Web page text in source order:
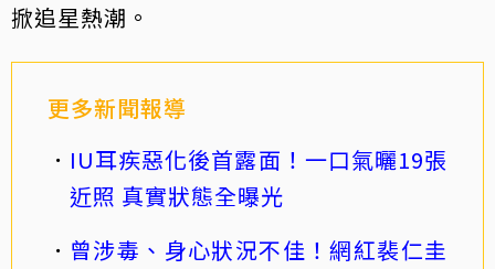
掀追星熱潮。
更多新聞報導
IU耳疾惡化後首露面！一口氣曬19張
近照 真實狀態全曝光
曾涉毒、身心狀況不佳！網紅裴仁圭